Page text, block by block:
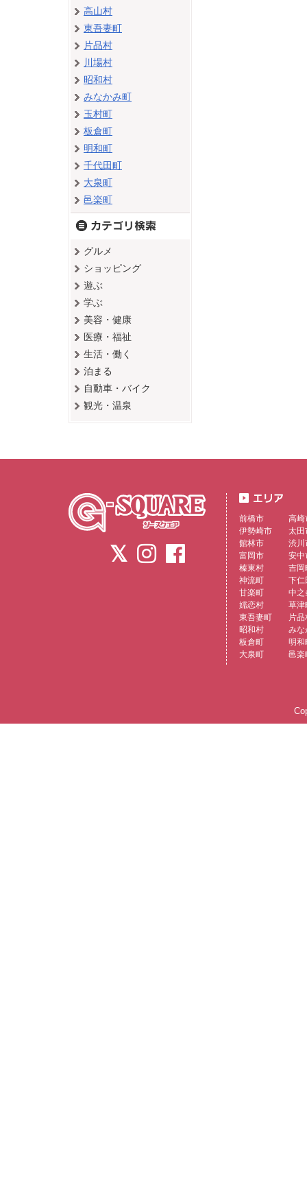
高山村
東吾妻町
片品村
川場村
昭和村
みなかみ町
玉村町
板倉町
明和町
千代田町
大泉町
邑楽町
グルメ
ショッピング
遊ぶ
学ぶ
美容・健康
医療・福祉
生活・働く
泊まる
自動車・バイク
観光・温泉
前橋市
高崎
伊勢崎市
太田
館林市
渋川
富岡市
安中
榛東村
吉岡
神流町
下仁
甘楽町
中之
嬬恋村
草津
東吾妻町
片品
昭和村
みな
板倉町
明和
大泉町
邑楽